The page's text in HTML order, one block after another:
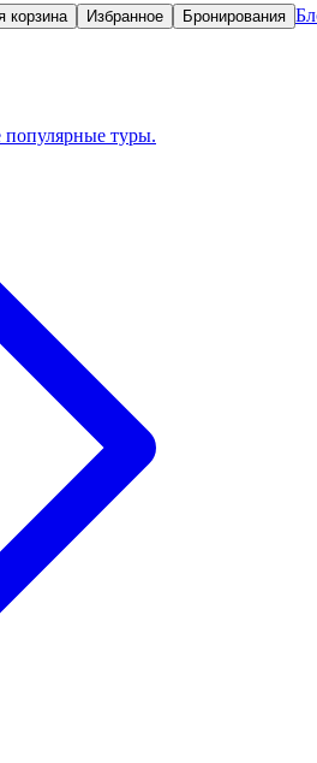
корзина Избранное Бронирования
популярные туры.